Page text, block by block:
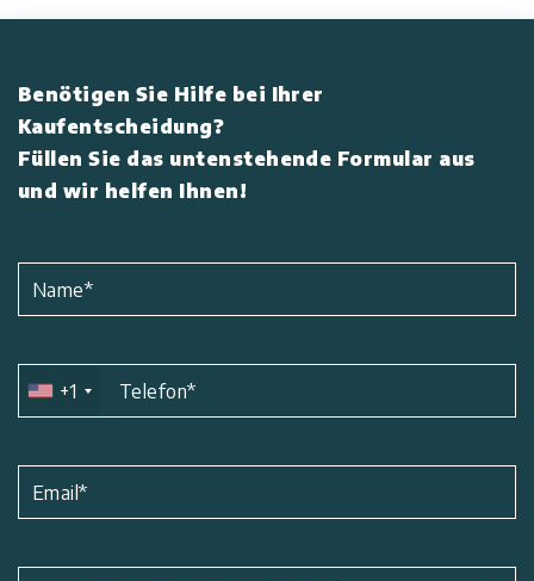
Benötigen Sie Hilfe bei Ihrer
Kaufentscheidung?
Füllen Sie das untenstehende Formular aus
und wir helfen Ihnen!
Name*
+1 Telefon*
Email*